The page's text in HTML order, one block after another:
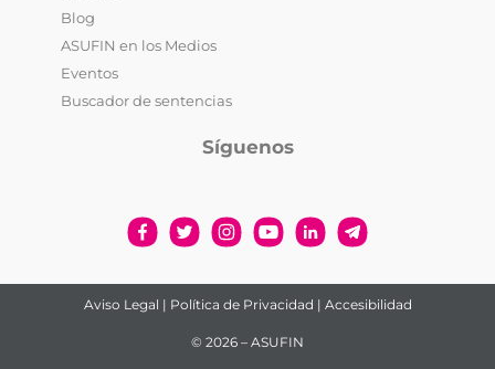
Blog
ASUFIN en los Medios
Eventos
Buscador de sentencias
Síguenos
Aviso Legal | Política de Privacidad | Accesibilidad
© 2026 – ASUFIN